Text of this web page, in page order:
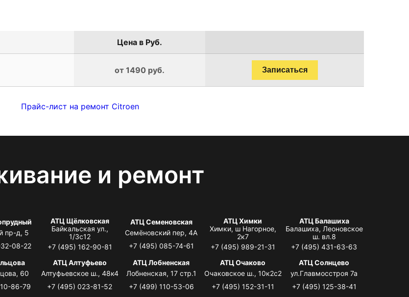
Цена в Руб.
от 1490 руб. Записаться
Прайс-лист на ремонт Citroen
и ремонт
пр-д, 5
08-22
АТЦ Щёлковская
Байкальская ул.,
1/3с12
+7 (495) 162-90-81
АТЦ Семеновская
Семёновский пер, 4А
+7 (495) 085-74-61
АТЦ Химки
Химки, ш Нагорное,
2к7
+7 (495) 989-21-31
АТЦ Балашиха
Балашиха, Леоновское
ш. вл.8
+7 (495) 431-63-63
60
86-79
АТЦ Алтуфьево
Алтуфьевское ш., 48к4
+7 (495) 023-81-52
АТЦ Лобненская
Лобненская, 17 стр.1
+7 (499) 110-53-06
АТЦ Очаково
Очаковское ш., 10к2с2
+7 (495) 152-31-11
АТЦ Солнцево
ул.Главмосстроя 7а
+7 (495) 125-38-41